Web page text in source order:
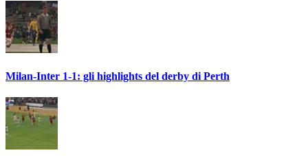
Milan-Inter 1-1: gli highlights del derby di Perth